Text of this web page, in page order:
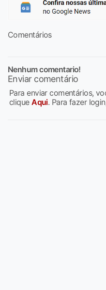
Comentários
Nenhum comentario!
Enviar comentário
Para enviar comentários,
cliqueAqui. Para fazer